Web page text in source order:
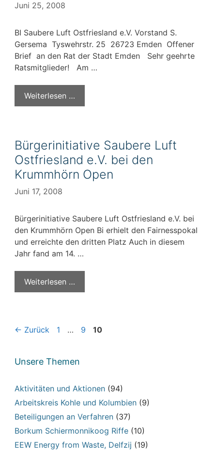
Juni 25, 2008
BI Saubere Luft Ostfriesland e.V. Vorstand S.
Gersema Tyswehrstr. 25 26723 Emden Offener
Brief an den Rat der Stadt Emden Sehr geehrte
Ratsmitglieder! Am …
Weiterlesen …
Bürgerinitiative Saubere Luft
Ostfriesland e.V. bei den
Krummhörn Open
Juni 17, 2008
Bürgerinitiative Saubere Luft Ostfriesland e.V. bei
den Krummhörn Open Bi erhielt den Fairnesspokal
und erreichte den dritten Platz Auch in diesem
Jahr fand am 14. …
Weiterlesen …
← Zurück Seite
1 … Seite
9 Seite
10
Unsere Themen
Aktivitäten und Aktionen (94)
Arbeitskreis Kohle und Kolumbien (9)
Beteiligungen an Verfahren (37)
Borkum Schiermonnikoog Riffe (10)
EEW Energy from Waste, Delfzij (19)